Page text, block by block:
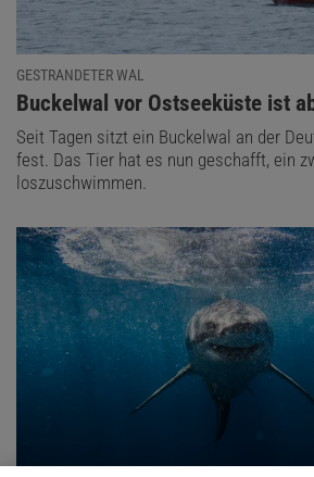
GESTRANDETER WAL
:
Buckelwal vor Ostseeküste ist
Seit Tagen sitzt ein Buckelwal an der
fest. Das Tier hat es nun geschafft, ein
loszuschwimmen.